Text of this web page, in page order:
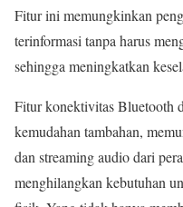
Fitur ini memungkinkan
terinformasi tanpa harus
sehingga meningkatkan
Fitur konektivitas Bluetooth
kemudahan tambahan,
dan streaming audio dari
menghilangkan kebutuhan